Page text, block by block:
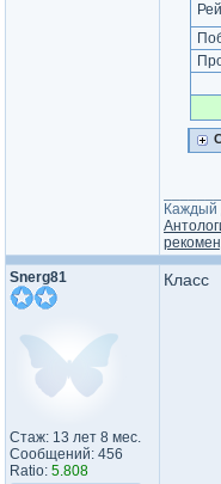
Каждый
Snerg81
Стаж: 13 лет 8 мес.
Сообщений: 456
Ratio: 5.808
Класс